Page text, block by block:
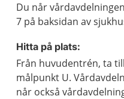
Du når
7 på baksidan av
Hitta på plats:
Från huvudentrén, ta
målpunkt U.
når också